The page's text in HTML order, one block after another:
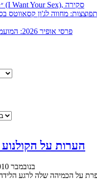
״בוסית בהפרעה״ (I Want Your Sex), סקירה
מחווה לג'ון קסאווטס
פרסי אופיר 2026: המועמדים והמועמדות
הערות על
1 בנובמבר 2010